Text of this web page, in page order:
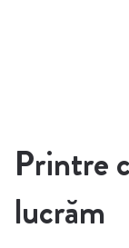
Printre
lucrăm